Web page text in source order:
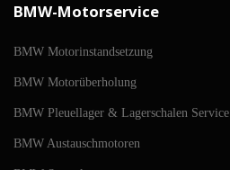
BMW-Motorservice
BMW Motorinstandsetzung
BMW Motorüberholung
BMW Pleuellager & Lagerschalen Service
BMW Austauschmotoren